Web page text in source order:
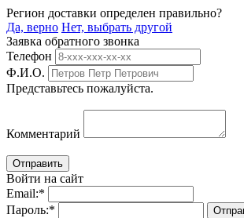
Регион доставки определен правильно?
Да, верно Нет, выбрать другой
Заявка обратного звонка
Телефон
Ф.И.О.
Представьтесь пожалуйста.
Комментарий
Войти на сайт
Email:*
Пароль:*